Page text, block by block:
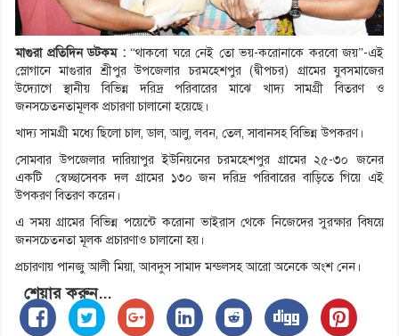
মাগুরা প্রতিদিন ডটকম :“থাকবো ঘরে নেই তো ভয়-করোনাকে করবো জয়”-এই
স্লোগানে মাগুরার শ্রীপুর উপজেলার চরমহেশপুর (দ্বীপচর) গ্রামের যুবসমাজের
উদ্যোগে স্থানীয় বিভিন্ন দরিদ্র পরিবারের মাঝে খাদ্য সামগ্রী বিতরণ ও
জনসচেতনতামূলক প্রচারণা চালানো হয়েছে।
খাদ্য সামগ্রী মধ্যে ছিলো চাল, ডাল, আলু, লবন, তেল, সাবানসহ বিভিন্ন উপকরণ।
সোমবার উপজেলার দারিয়াপুর ইউনিয়নের চরমহেশপুর গ্রামের ২৫-৩০ জনের
একটি স্বেচ্ছাসেবক দল গ্রামের ১৩০ জন দরিদ্র পরিবারের বাড়িতে গিয়ে এই
উপকরণ বিতরণ করেন।
এ সময় গ্রামের বিভিন্ন পয়েন্টে করোনা ভাইরাস থেকে নিজেদের সুরক্ষার বিষয়ে
জনসচেতনতা মূলক প্রচারণাও চালানো হয়।
প্রচারণায় পানজু আলী মিয়া, আবদুস সামাদ মন্ডলসহ আরো অনেকে অংশ নেন।
শেয়ার করুন...